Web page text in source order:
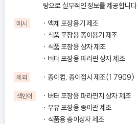
탕으로 실무적인 정보를 제공합니다.
예시
액체 포장용기 제조
식품 포장용 종이용기 제조
식품 포장용 상자 제조
버터 포장용 파라핀 상자 제조
제외 종이컵, 종이접시 제조(17909)
색인어
버터 포장용 파라핀지 상자 제조
우유 포장용 종이관 제조
식품용 종이상자 제조